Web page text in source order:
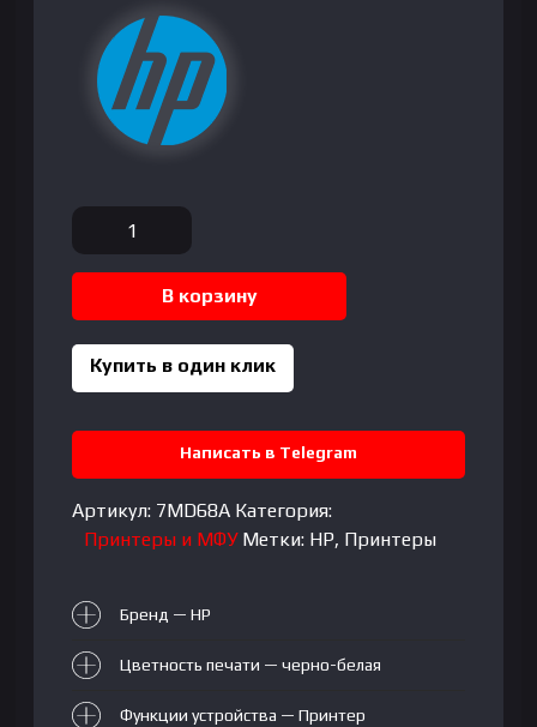
Количество
товара
HP
В корзину
Купить в один клик
Написать в Telegram
Артикул: 7MD68A Категория:
Принтеры и МФУ Метки: HP, Принтеры
Бренд — HP
Цветность печати — черно-белая
Функции устройства — Принтер